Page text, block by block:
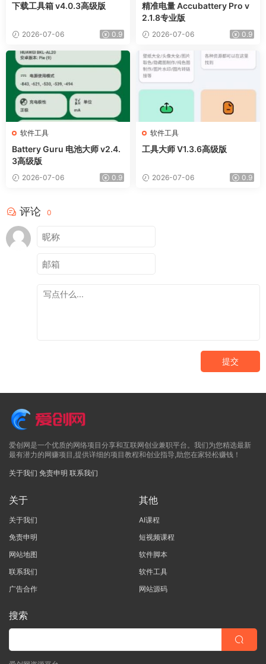
下载工具箱 v4.0.3高级版
2026-07-06 0.9
精准电量 Accubattery Pro v
2.1.8专业版
2026-07-06 0.9
软件工具
Battery Guru 电池大师 v2.4.
3高级版
2026-07-06 0.9
软件工具
工具大师 V1.3.6高级版
2026-07-06 0.9
评论 0
提交
爱创网是一个优质的网络项目分享和互联网创业兼职平台。我们为您精选最新
最有潜力的网赚项目,提供详细的项目教程和创业指导,助您在家轻松赚钱！
关于我们 免责申明 联系我们
关于
关于我们
免责申明
网站地图
联系我们
广告合作
其他
AI课程
短视频课程
软件脚本
软件工具
网站源码
搜索